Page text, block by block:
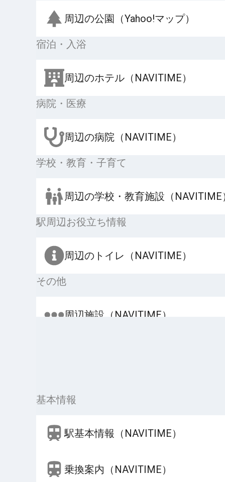
周辺の公園（Yahoo!マップ）
宿泊・入浴
周辺のホテル（NAVITIME）
病院・医療
周辺の病院（NAVITIME）
学校・教育・子育て
周辺の学校・教育施設（NAVITIME
駅周辺お役立ち情報
周辺のトイレ（NAVITIME）
その他
周辺施設（NAVITIME）
基本情報
駅基本情報（NAVITIME）
乗換案内（NAVITIME）